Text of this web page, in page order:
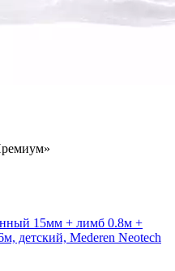
15мм + лимб 0.8м +
детский, Mederen Neotech